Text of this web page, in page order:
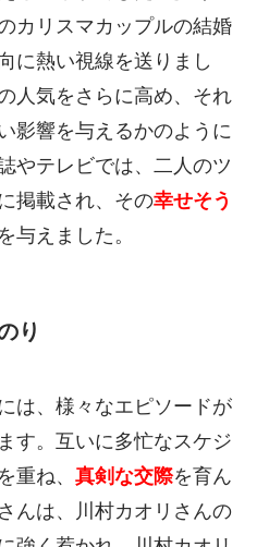
カリスマカップルの結婚
に熱い視線を送りまし
人気をさらに高め、それ
影響を与えるかのように
やテレビでは、二人のツ
掲載され、その幸せそう
与えました。
り
は、様々なエピソードが
す。互いに多忙なスケジ
重ね、 真剣な交際を育ん
んは、川村カオリさんの